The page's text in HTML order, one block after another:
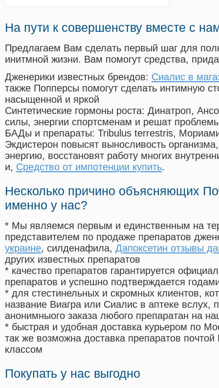
На пути к совершенству вместе с
Предлагаем Вам сделать первый шаг для
инитмной жизни. Вам помогут средства,
Дженерики известных брендов: Сиалис в
также Попперсы помогут сделать интимную
насыщенной и яркой
Синтетические гормоны роста: Динатроп,
силы, энергии спортсменам и решат
БАДы и препараты: Tribulus terrestris,
Экдистерон повысят выносливость
энергию, восстановят работу многих
и, Средство от импотенции купить.
Несколько причино объясняющих
именно у нас?
* Мы являемся первым и единственным на
представителем по продаже препаратов
украине, силденафила, Дапоксетин отзывы
других известных препаратов
* качество препаратов гарантируется
препаратов и успешно подтверждается
* для стестинельных и скромных клиентов,
название Виагра или Сиалис в аптеке вслух,
анонимныого заказа любого препаратан на
* быстрая и удобная доставка курьером по
так же возможна доставка препаратов
классом
Покупать у нас выгодно